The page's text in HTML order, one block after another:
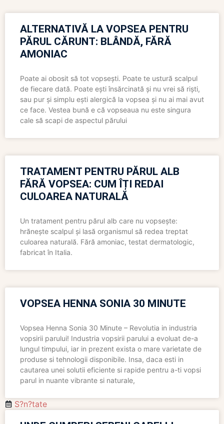
ALTERNATIVĂ LA VOPSEA PENTRU
PĂRUL CĂRUNT: BLÂNDĂ, FĂRĂ
AMONIAC
Poate ai obosit să tot vopsești. Poate te ustură scalpul
de fiecare dată. Poate ești însărcinată și nu vrei să riști,
sau pur și simplu ești alergică la vopsea și nu ai mai avut
ce face. Vestea bună e că vopseaua nu este singura
cale să scapi de aspectul părului
TRATAMENT PENTRU PĂRUL ALB
FĂRĂ VOPSEA: CUM ÎȚI REDAI
CULOAREA NATURALĂ
Un tratament pentru părul alb care nu vopsește:
hrănește scalpul și lasă organismul să redea treptat
culoarea naturală. Fără amoniac, testat dermatologic,
fabricat în Italia.
VOPSEA HENNA SONIA 30 MINUTE
Vopsea Henna Sonia 30 Minute – Revolutia in industria
vopsirii parului! Industria vopsirii parului a evoluat de-a
lungul timpului, iar in prezent exista o mare varietate de
produse si tehnologii disponibile. Insa, daca esti in
cautarea unei solutii eficiente si rapide pentru a-ti vopsi
parul in nuante vibrante si naturale,
S?n?tate